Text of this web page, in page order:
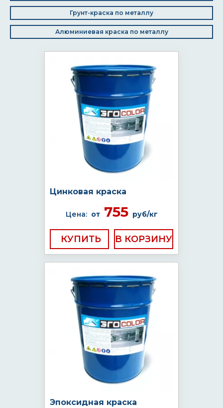
Грунт-краска по металлу
Алюминиевая краска по металлу
Цинковая краска
Цена: от755 руб/кг
КУПИТЬ
Эпоксидная краска